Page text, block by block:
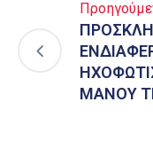
ΜΑΝΟΥ